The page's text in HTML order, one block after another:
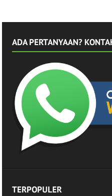
ADA PERTANYAAN?
TERPOPULER